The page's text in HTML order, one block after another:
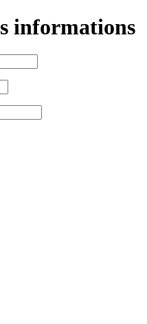
informations